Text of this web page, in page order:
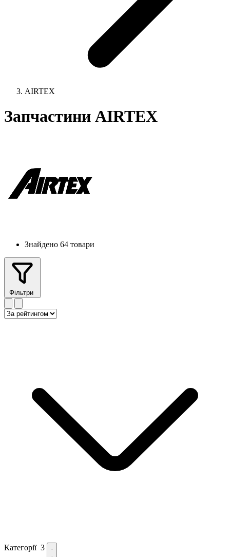
AIRTEX
Запчастини AIRTEX
Знайдено 64 товари
Фільтри
Категорії 3